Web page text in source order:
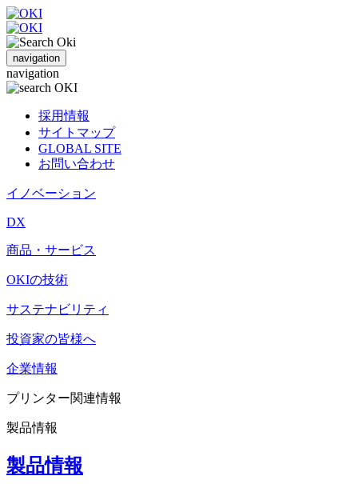
navigation
navigation
採用情報
サイトマップ
GLOBAL SITE
お問い合わせ
イノベーション
DX
商品・サービス
OKIの技術
サステナビリティ
投資家の皆様へ
企業情報
プリンター関連情報
製品情報
製品情報